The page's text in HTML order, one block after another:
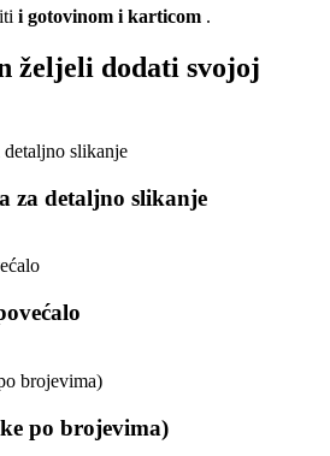
i gotovinom i karticom .
željeli dodati svojoj
za detaljno slikanje
po brojevima)